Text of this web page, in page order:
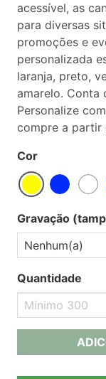
acessível, as
para diversas
promoções e
personalizada
laranja, preto,
amarelo. Conta
Personalize
compre a partir
Cor
Gravação
Quantidade